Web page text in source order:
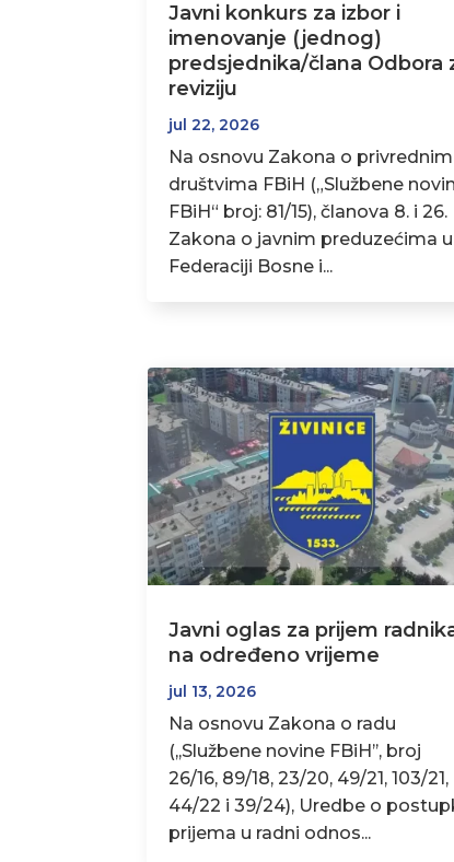
Javni konkurs za izbor i
imenovanje (jednog)
predsjednika/člana Odbora
reviziju
jul 22, 2026
Na osnovu Zakona o privrednim
društvima FBiH („Službene
FBiH“ broj: 81/15), članova 8. i 26.
Zakona o javnim preduzećima u
Federaciji Bosne i...
Javni oglas za prijem
na određeno vrijeme
jul 13, 2026
Na osnovu Zakona o radu
(,,Službene novine FBiH’’, broj
26/16, 89/18, 23/20, 49/21, 103/21,
44/22 i 39/24), Uredbe o
prijema u radni odnos...